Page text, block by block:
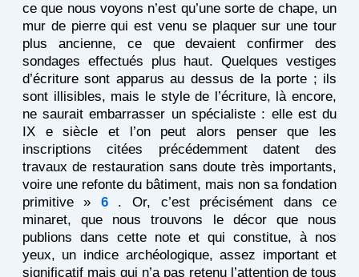
ce que nous voyons n’est qu’une sorte de chape, un
mur de pierre qui est venu se plaquer sur une tour
plus ancienne, ce que devaient confirmer des
sondages effectués plus haut. Quelques vestiges
d’écriture sont apparus au dessus de la porte ; ils
sont illisibles, mais le style de l’écriture, là encore,
ne saurait embarrasser un spécialiste : elle est du
IX e siècle et l’on peut alors penser que les
inscriptions citées précédemment datent des
travaux de restauration sans doute très importants,
voire une refonte du bâtiment, mais non sa fondation
primitive » 6. Or, c’est précisément dans ce
minaret, que nous trouvons le décor que nous
publions dans cette note et qui constitue, à nos
yeux, un indice archéologique, assez important et
significatif mais qui n’a pas retenu l’attention de tous